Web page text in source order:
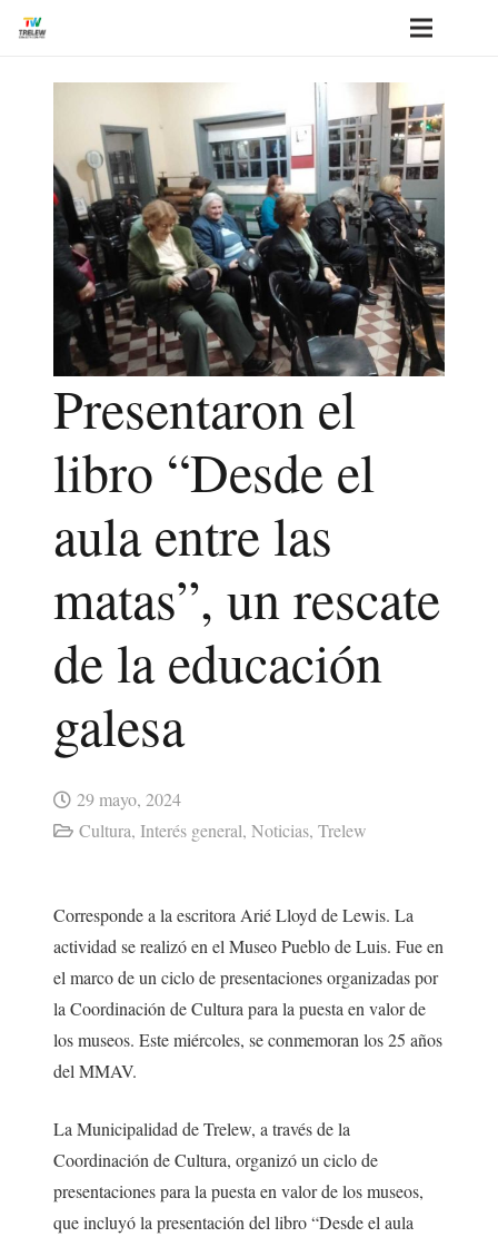
Presentaron el
libro “Desde el
aula entre las
matas”, un rescate
de la educación
galesa
29 mayo, 2024
Cultura, Interés general, Noticias, Trelew
Corresponde a la escritora Arié Lloyd de Lewis. La
actividad se realizó en el Museo Pueblo de Luis. Fue en
el marco de un ciclo de presentaciones organizadas por
la Coordinación de Cultura para la puesta en valor de
los museos. Este miércoles, se conmemoran los 25 años
del MMAV.
La Municipalidad de Trelew, a través de la
Coordinación de Cultura, organizó un ciclo de
presentaciones para la puesta en valor de los museos,
que incluyó la presentación del libro “Desde el aula